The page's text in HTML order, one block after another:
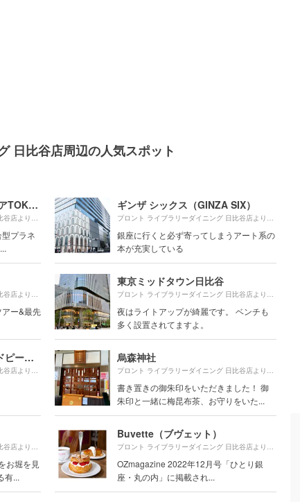
日比谷店周辺の人気スポット
コニカミノルタプラネタリアTOKYO
プロント ライブラリーダイニング 日比谷店より約 760m（徒歩13分）
プラネ
ギンザ シックス（GINZA SIX）
プロント ライブラリーダイニング 日比谷店より約
銀座に行くと必ず寄ってしまうアート系の
本が充実している
プロント ライブラリーダイニング 日比谷店より約 940m（徒歩16分）
ー&最先
東京ミッドタウン日比谷
プロント ライブラリーダイニング 日比谷店より約
夜はライトアップが綺麗です。 ベンチも
多く設置されてますよ。
and people ginza （アンドピープル）
プロント ライブラリーダイニング 日比谷店より約 680m （徒歩12分）
烏森神社
プロント ライブラリーダイニング 日比谷店より約
書き置きの御朱印をいただきました！ 御
朱印と一緒に梅昆布茶、お守りをいた...
プロント ライブラリーダイニング 日比谷店より約 280m（徒歩5分）
お堀を見
有...
Buvette（ブヴェット）
プロント ライブラリーダイニング 日比谷店より約
OZmagazine 2022年12月号「ひとり銀
座・丸の内」に掲載され...